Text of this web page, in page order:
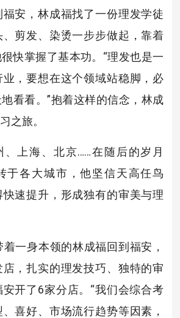
安，林成福找了一份理发学徒
剪发、染烫一步步做起，靠着
快掌握了基本功。“理发也是一
，要想在这个领域站稳脚，必
看看。”抱着这样的信念，林成
之旅。
、上海、北京……在随后的岁月
于各大城市，他坚信天高任鸟
速提升，形成独有的审美与理
着一身本领的林成福回到福安，
，扎实的理发技巧、独特的审
开了6家分店。“我们会综合考
喜好、市场流行趋势等因素，